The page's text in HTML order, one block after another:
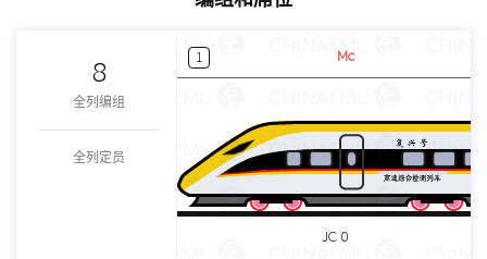
8
全列编组
全列定员
1 Mc
JC 0